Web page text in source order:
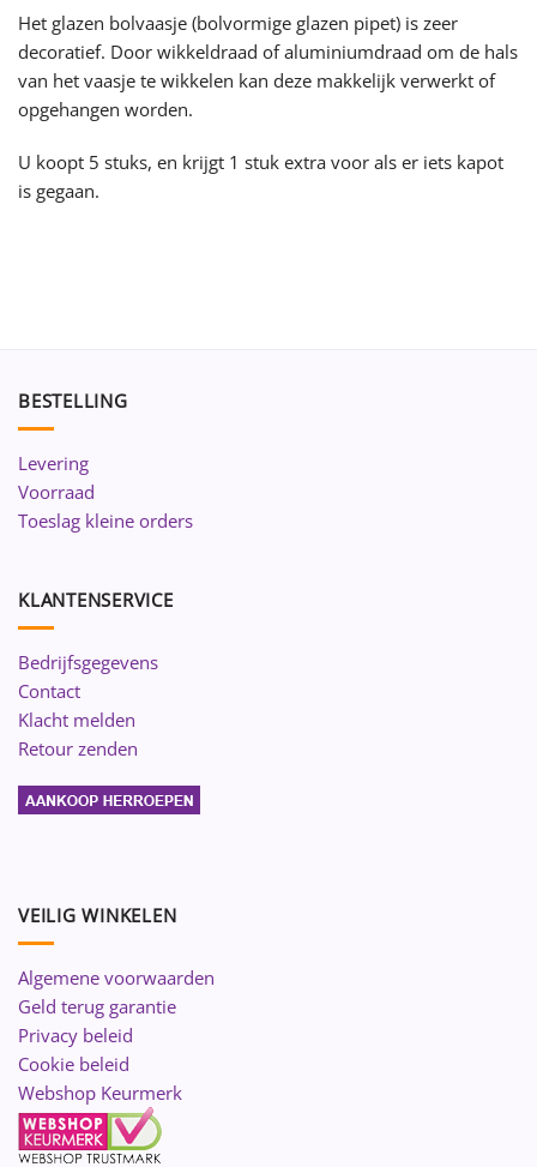
Het glazen bolvaasje (bolvormige glazen pipet) is zeer
decoratief. Door wikkeldraad of aluminiumdraad om de hals
van het vaasje te wikkelen kan deze makkelijk verwerkt of
opgehangen worden.
U koopt 5 stuks, en krijgt 1 stuk extra voor als er iets kapot
is gegaan.
BESTELLING
Levering
Voorraad
Toeslag kleine orders
KLANTENSERVICE
Bedrijfsgegevens
Contact
Klacht melden
Retour zenden
VEILIG WINKELEN
Algemene voorwaarden
Geld terug garantie
Privacy beleid
Cookie beleid
Webshop Keurmerk